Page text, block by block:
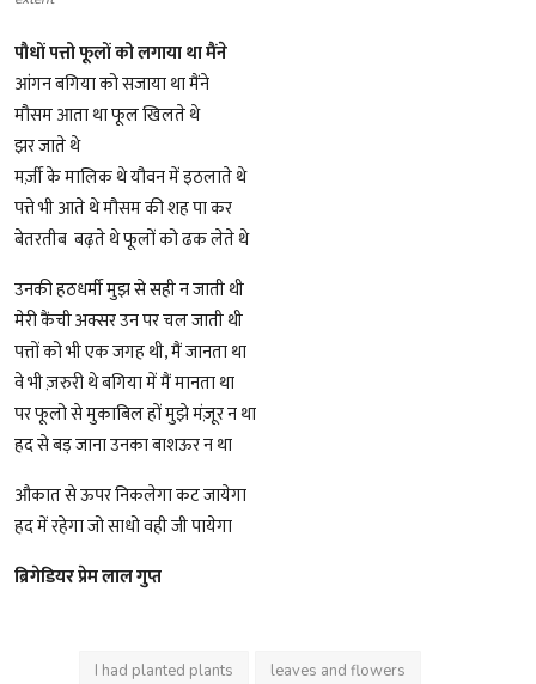
सिनेमा
शायरी
ग़ज़ल
पौधों पत्तो फूलों को लगाया था मैंने
आंगन बगिया को सजाया था मैंने
मौसम आता था फूल खिलते थे
झर जाते थे
मर्ज़ी के मालिक थे यौवन में इठलाते थे
पत्ते भी आते थे मौसम की शह पा कर
बेतरतीब बढ़ते थे फूलों को ढक लेते थे
उनकी हठधर्मी मुझ से सही न जाती थी
मेरी कैंची अक्सर उन पर चल जाती थी
पत्तों को भी एक जगह थी, मैं जानता था
वे भी ज़रुरी थे बगिया में मैं मानता था
पर फूलो से मुकाबिल हों मुझे मंज़ूर न था
हद से बड़ जाना उनका बाशऊर न था
औकात से ऊपर निकलेगा कट जायेगा
हद में रहेगा जो साधो वही जी पायेगा
ब्रिगेडियर प्रेम लाल गुप्त
I had planted plants leaves and flowers